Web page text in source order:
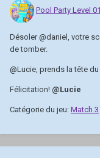
Pool Party Level
Désoler@daniel , votre
de tomber.
@Lucie , prends la tête
Félicitation! @Lucie
Catégorie du jeu: Match 3